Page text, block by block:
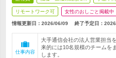
リモートワーク可 女性のおしごと掲載中
情報更新日：2026/06/09 終了予定日：
仕事内容
大手通信会社の法人営業担当
来的には10名規模のチームを
します。